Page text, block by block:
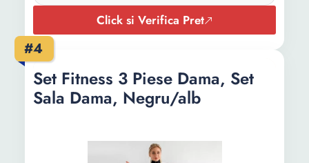
Click si Verifica Pret
#4
Set Fitness 3 Piese Dama, Set
Sala Dama, Negru/alb